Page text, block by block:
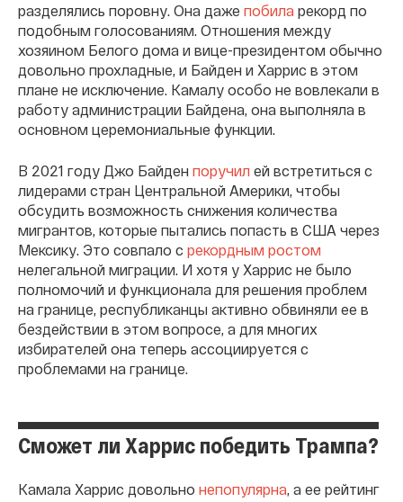
разделялись поровну. Она даже побила рекорд по
подобным голосованиям. Отношения между
хозяином Белого дома и вице-президентом обычно
довольно прохладные, и Байден и Харрис в этом
плане не исключение. Камалу особо не вовлекали в
работу администрации Байдена, она выполняла в
основном церемониальные функции.
В 2021 году Джо Байден поручил ей встретиться с
лидерами стран Центральной Америки, чтобы
обсудить возможность снижения количества
мигрантов, которые пытались попасть в США через
Мексику. Это совпало с рекордным ростом
нелегальной миграции. И хотя у Харрис не было
полномочий и функционала для решения проблем
на границе, республиканцы активно обвиняли ее в
бездействии в этом вопросе, а для многих
избирателей она теперь ассоциируется с
проблемами на границе.
Сможет ли Харрис победить Трампа?
Камала Харрис довольно непопулярна , а ее рейтинг